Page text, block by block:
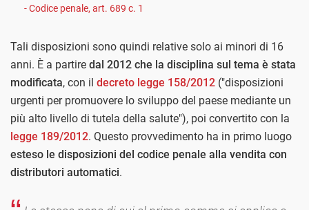
- Codice penale, art. 689 c. 1
Tali disposizioni sono quindi relative solo ai minori di 16
anni. È a partire dal 2012 che la disciplina sul tema è stata
modificata, con il decreto legge 158/2012 ("disposizioni
urgenti per promuovere lo sviluppo del paese mediante un
più alto livello di tutela della salute"), poi convertito con la
legge 189/2012. Questo provvedimento ha in primo luogo
esteso le disposizioni del codice penale alla vendita con
distributori automatici.